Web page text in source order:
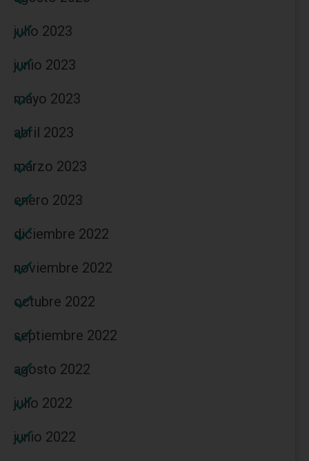
julio 2023
junio 2023
mayo 2023
abril 2023
marzo 2023
enero 2023
diciembre 2022
noviembre 2022
octubre 2022
septiembre 2022
agosto 2022
julio 2022
junio 2022